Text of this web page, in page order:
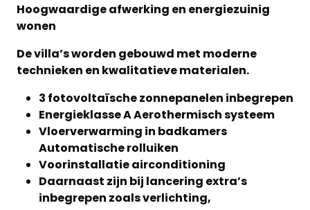
Hoogwaardige afwerking en energiezuinig
wonen
De villa’s worden gebouwd met moderne
technieken en kwalitatieve materialen.
3 fotovoltaïsche zonnepanelen inbegrepen
Energieklasse A Aerothermisch systeem
Vloerverwarming in badkamers
Automatische rolluiken
Voorinstallatie airconditioning
Daarnaast zijn bij lancering extra’s
inbegrepen zoals verlichting,